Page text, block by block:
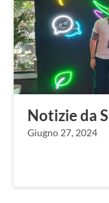
Notizie da
Giugno 27, 2024